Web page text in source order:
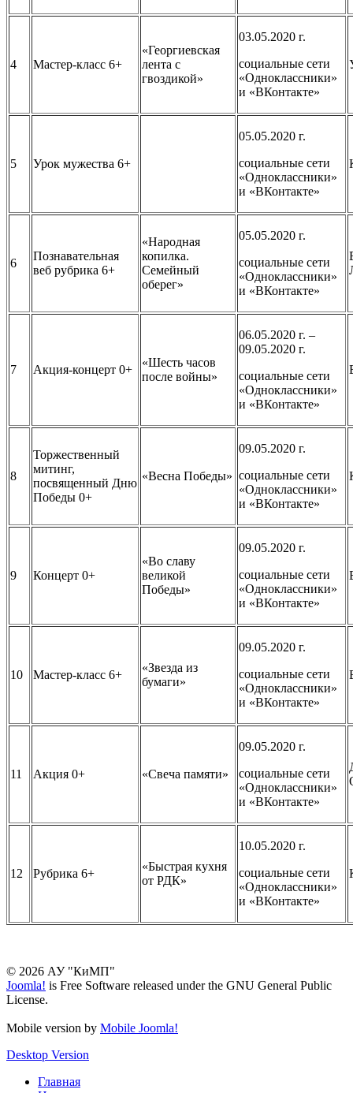
4 Мастер-класс 6+
«Георгиевская
лента с
гвоздикой»
03.05.2020 г.
социальные сети
«Одноклассники»
и «ВКонтакте»
5 Урок мужества 6+
05.05.2020 г.
социальные сети
«Одноклассники»
и «ВКонтакте»
6
Познавательная
веб рубрика 6+
«Народная
копилка.
Семейный
оберег»
05.05.2020 г.
социальные сети
«Одноклассники»
и «ВКонтакте»
7 Акция-концерт 0+
«Шесть часов
после войны»
06.05.2020 г. –
09.05.2020 г.
социальные сети
«Одноклассники»
и «ВКонтакте»
8
Торжественный
митинг,
посвященный Дню
Победы 0+
«Весна Победы»
09.05.2020 г.
социальные сети
«Одноклассники»
и «ВКонтакте»
9 Концерт 0+
«Во славу
великой
Победы»
09.05.2020 г.
социальные сети
«Одноклассники»
и «ВКонтакте»
10 Мастер-класс 6+
«Звезда из
бумаги»
09.05.2020 г.
социальные сети
«Одноклассники»
и «ВКонтакте»
11 Акция 0+ «Свеча памяти»
09.05.2020 г.
социальные сети
«Одноклассники»
и «ВКонтакте»
12 Рубрика 6+
«Быстрая кухня
от РДК»
10.05.2020 г.
социальные сети
«Одноклассники»
и «ВКонтакте»
© 2026 АУ "КиМП"
Joomla! is Free Software released under the GNU General Public
License.
Mobile version by Mobile Joomla!
Desktop Version
Главная